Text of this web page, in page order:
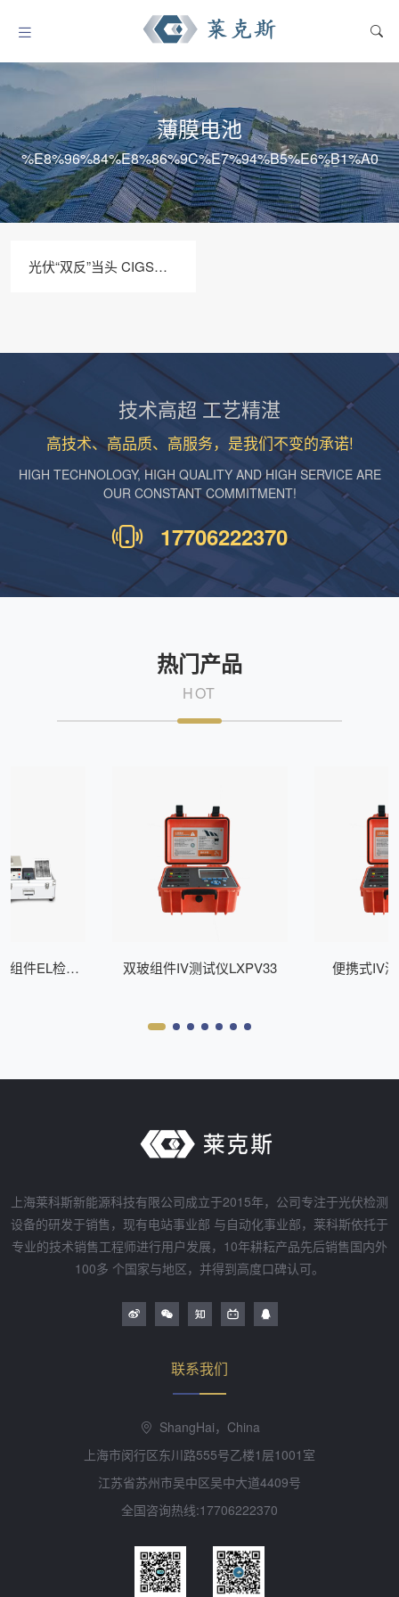
薄膜电池
%E8%96%84%E8%86%9C%E7%94%B5%E6%B1%A0
光伏“双反”当头 CIGS薄膜电池迎来春天？-苏州莱克斯设备EL缺陷检测仪
技术高超 工艺精湛
高技术、高品质、高服务，是我们不变的承诺!
HIGH TECHNOLOGY, HIGH QUALITY AND HIGH SERVICE ARE
OUR CONSTANT COMMITMENT!
17706222370
热门产品
HOT
组件EL检测
双玻组件IV测试仪LXPV33 便携式IV
上海莱科斯新能源科技有限公司成立于2015年，公司专注于光伏检测
设备的研发于销售，现有电站事业部 与自动化事业部，莱科斯依托于
专业的技术销售工程师进行用户发展，10年耕耘产品先后销售国内外
100多 个国家与地区，并得到高度口碑认可。
联系我们
ShangHai，China
上海市闵行区东川路555号乙楼1层1001室
江苏省苏州市吴中区吴中大道4409号
全国咨询热线:17706222370